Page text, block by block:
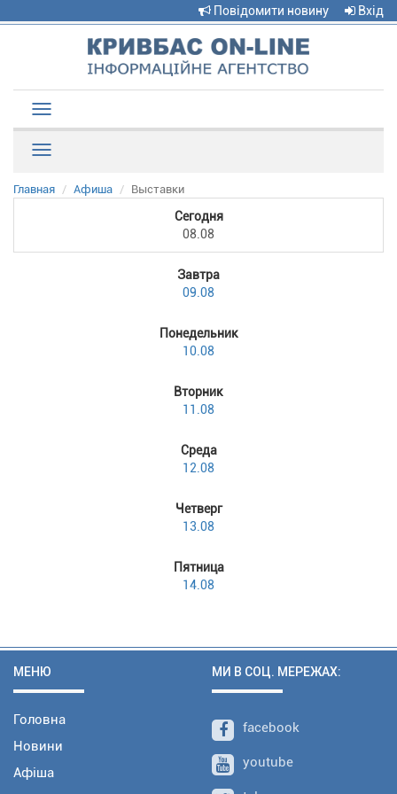
Повідомити новину Вхід
navigation
Главная Афиша Выставки
Сегодня
08.08
Завтра
09.08
Понедельник
10.08
Вторник
11.08
Среда
12.08
Четверг
13.08
Пятница
14.08
МЕНЮ
Головна
Новини
Афіша
МИ В СОЦ. МЕРЕЖАХ:
facebook
youtube